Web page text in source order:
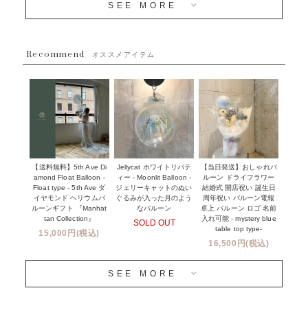
~５５００円
１１０００円以上
NEW YORK MIND - ニューヨークスタイルバルーン
※コンフェッティバルーン -プリント内容-
ハワイウェディングサービス
企業・法人様
ウェディングコンフェッティバルーン特集
実店舗について -大阪 堀江店・名古屋 星ヶ丘店・滋賀 配送
センター店・沖縄 嘉手納基地店-
プリントサービス
前撮り写真バルーン特集
姉妹店＆関連ショップについて
安心のチャビーバルーン
SEE MORE
Recommend オススメアイテム
【送料無料】5th Ave Di
amond Float Balloon -
Float type - 5th Ave ダ
イヤモンド ヘリウムバ
ルーンギフト 『Manhat
tan Collection』
15,000円(税込)
Jellycat ホワイトリバテ
ィー - Moonlit Balloon -
ジェリーキャットのぬい
ぐるみが入った月のよう
なバルーン
SOLD OUT
【当日発送】おしゃれバ
ルーン ドライフラワー
結婚式 開店祝い 誕生日
周年祝い バルーン電報
卓上 バルーン ロゴ 名前
入れ可能 - mystery blue
table top type-
16,500円(税込)
SEE MORE